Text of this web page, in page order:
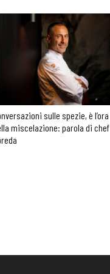
sulle spezie, è l’ora
miscelazione: parola di chef